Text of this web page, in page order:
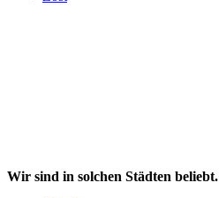
Wir sind in solchen Städten beliebt.